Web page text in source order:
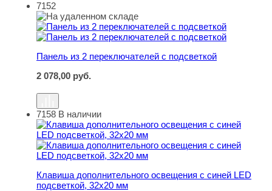
Панель из 2 переключателей с подсветкой
7152
Панель из 2 переключателей с подсветкой
2 078,00 руб.
Клавиша дополнительного освещения с синей LED
7158 В наличии
Клавиша дополнительного освещения с синей LED
подсветкой, 32x20 мм